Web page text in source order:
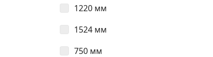
1220 мм
1524 мм
750 мм